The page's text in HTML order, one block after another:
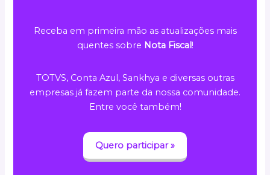
Receba em primeira mão as atualizações mais
quentes sobre Nota Fiscal!
TOTVS, Conta Azul, Sankhya e diversas outras
empresas já fazem parte da nossa comunidade.
Entre você também!
Quero participar »